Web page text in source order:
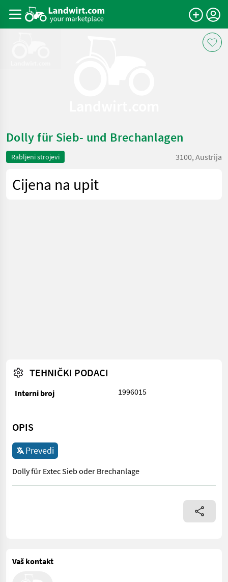
Dolly für Sieb- und Brechanlagen
Rabljeni strojevi 3100, Austrija
Cijena na upit
TEHNIČKI PODACI
Interni broj 1996015
OPIS
Prevedi
Dolly für Extec Sieb oder Brechanlage
Dolly für Extec Sieb oder Brechanlage
Vaš kontakt